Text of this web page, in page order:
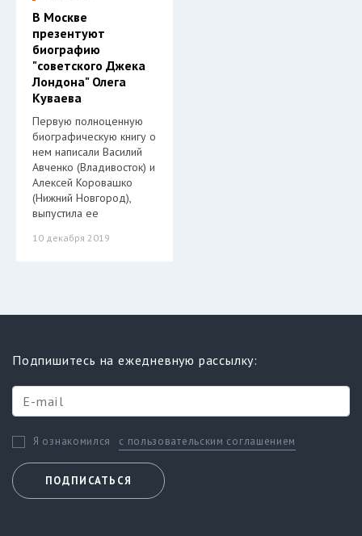
В Москве
презентуют
биографию
"советского Джека
Лондона" Олега
Куваева
Первую полноценную
биографическую книгу о
нем написали Василий
Авченко (Владивосток) и
Алексей Коровашко
(Нижний Новгород),
выпустила ее
10 декабря 2019
Подпишитесь на ежедневную рассылку:
Я ознакомился с пользовательским соглашением
ПОДПИСАТЬСЯ